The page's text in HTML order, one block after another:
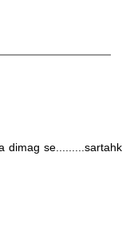
dimag se.........sartahk